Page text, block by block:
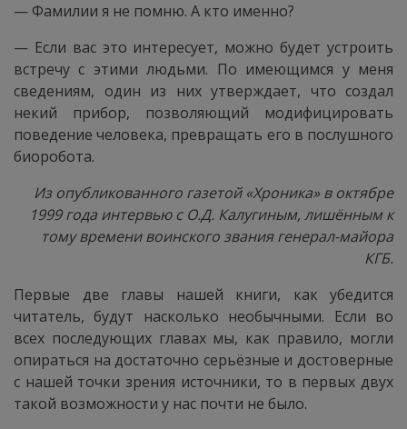
— Фамилии я не помню. А кто именно?
— Если вас это интересует, можно будет устроить
встречу с этими людьми. По имеющимся у меня
сведениям, один из них утверждает, что создал
некий прибор, позволяющий модифицировать
поведение человека, превращать его в послушного
биоробота.
Из опубликованного газетой «Хроника» в октябре
1999 года интервью с О.Д. Калугиным, лишённым к
тому времени воинского звания генерал-майора
КГБ.
Первые две главы нашей книги, как убедится
читатель, будут насколько необычными. Если во
всех последующих главах мы, как правило, могли
опираться на достаточно серьёзные и достоверные
с нашей точки зрения источники, то в первых двух
такой возможности у нас почти не было.